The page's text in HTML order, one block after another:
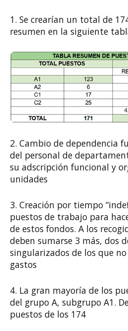
1. Se crearían un total de
resumen en la siguiente
2. Cambio de dependencia
del personal de
su adscripción funcional y
unidades
3. Creación por tiempo
puestos de trabajo para
de estos fondos. A los
deben sumarse 3 más, dos
singularizados de los que
gastos
4. La gran mayoría de los
del grupo A, subgrupo A1.
puestos de los 174